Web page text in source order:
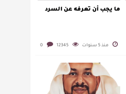
ما يجب أن تعرفه عن السرد
منذ 5 سنوات 12345
0